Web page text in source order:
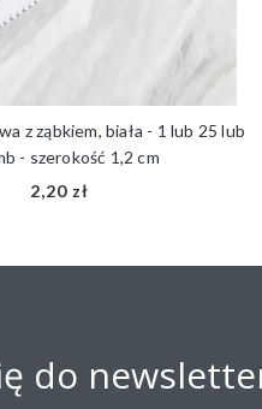
z ząbkiem, biała - 1 lub 25 lub
- szerokość 1,2 cm
2,20 zł
do